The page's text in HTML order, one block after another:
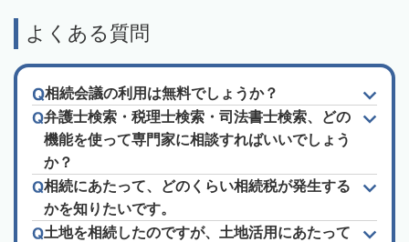
よくある質問
相続会議の利用は無料でしょうか？
弁護士検索・税理士検索・司法書士検索、どの
機能を使って専門家に相談すればいいでしょう
か？
相続にあたって、どのくらい相続税が発生する
かを知りたいです。
土地を相続したのですが、土地活用にあたって